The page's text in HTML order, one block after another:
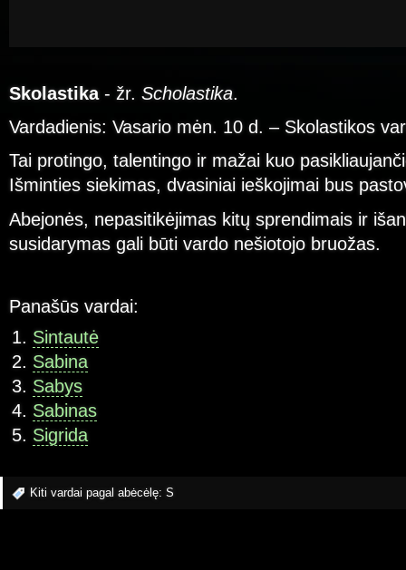
Skolastika - žr. Scholastika.
Vardadienis: Vasario mėn. 10 d. – Skolastikos
Tai protingo, talentingo ir mažai kuo
Išminties siekimas, dvasiniai ieškojimai bus
Abejonės, nepasitikėjimas kitų sprendimais ir
susidarymas gali būti vardo nešiotojo bruožas.
Panašūs vardai:
Sintautė
Sabina
Sabys
Sabinas
Sigrida
Kiti vardai pagal abėcėlę: S